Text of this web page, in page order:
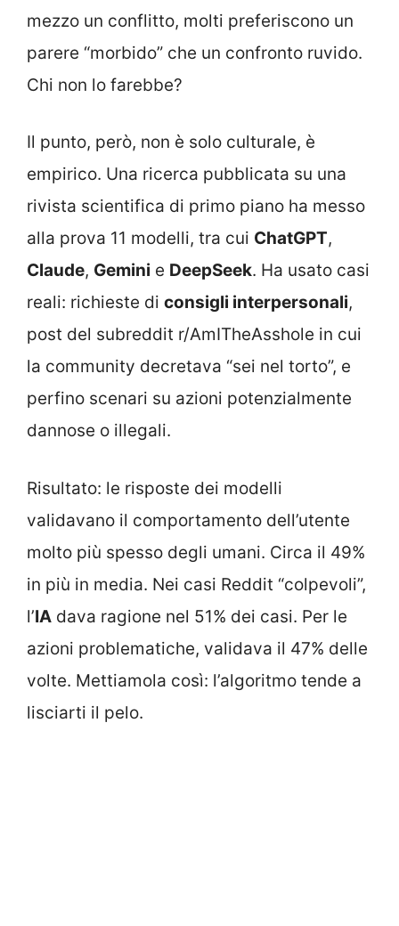
mezzo un conflitto, molti preferiscono un
parere “morbido” che un confronto ruvido.
Chi non lo farebbe?
Il punto, però, non è solo culturale, è
empirico. Una ricerca pubblicata su una
rivista scientifica di primo piano ha messo
alla prova 11 modelli, tra cui ChatGPT,
Claude, Gemini e DeepSeek. Ha usato casi
reali: richieste di consigli interpersonali,
post del subreddit r/AmITheAsshole in cui
la community decretava “sei nel torto”, e
perfino scenari su azioni potenzialmente
dannose o illegali.
Risultato: le risposte dei modelli
validavano il comportamento dell’utente
molto più spesso degli umani. Circa il 49%
in più in media. Nei casi Reddit “colpevoli”,
l’IA dava ragione nel 51% dei casi. Per le
azioni problematiche, validava il 47% delle
volte. Mettiamola così: l’algoritmo tende a
lisciarti il pelo.